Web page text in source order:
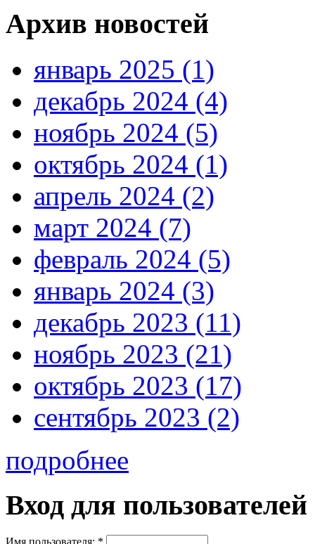
Архив новостей
январь 2025 (1)
декабрь 2024 (4)
ноябрь 2024 (5)
октябрь 2024 (1)
апрель 2024 (2)
март 2024 (7)
февраль 2024 (5)
январь 2024 (3)
декабрь 2023 (11)
ноябрь 2023 (21)
октябрь 2023 (17)
сентябрь 2023 (2)
подробнее
Вход для пользователей